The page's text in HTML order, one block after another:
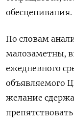
обесценивания.
По словам
малозаметны,
ежедневного
объявляемого
желание